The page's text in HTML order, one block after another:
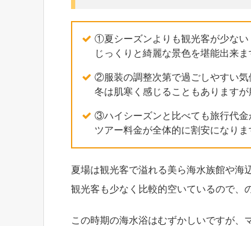
①夏シーズンよりも観光客が少ない
じっくりと綺麗な景色を堪能出来ま
②服装の調整次第で過ごしやすい気
冬は肌寒く感じることもあります
③ハイシーズンと比べても旅行代金
ツアー料金が全体的に割安になり
夏場は観光客で溢れる美ら海水族館や海
観光客も少なく比較的空いているので、
この時期の海水浴はむずかしいですが、